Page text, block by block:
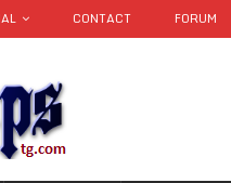
CONTACT FORUM